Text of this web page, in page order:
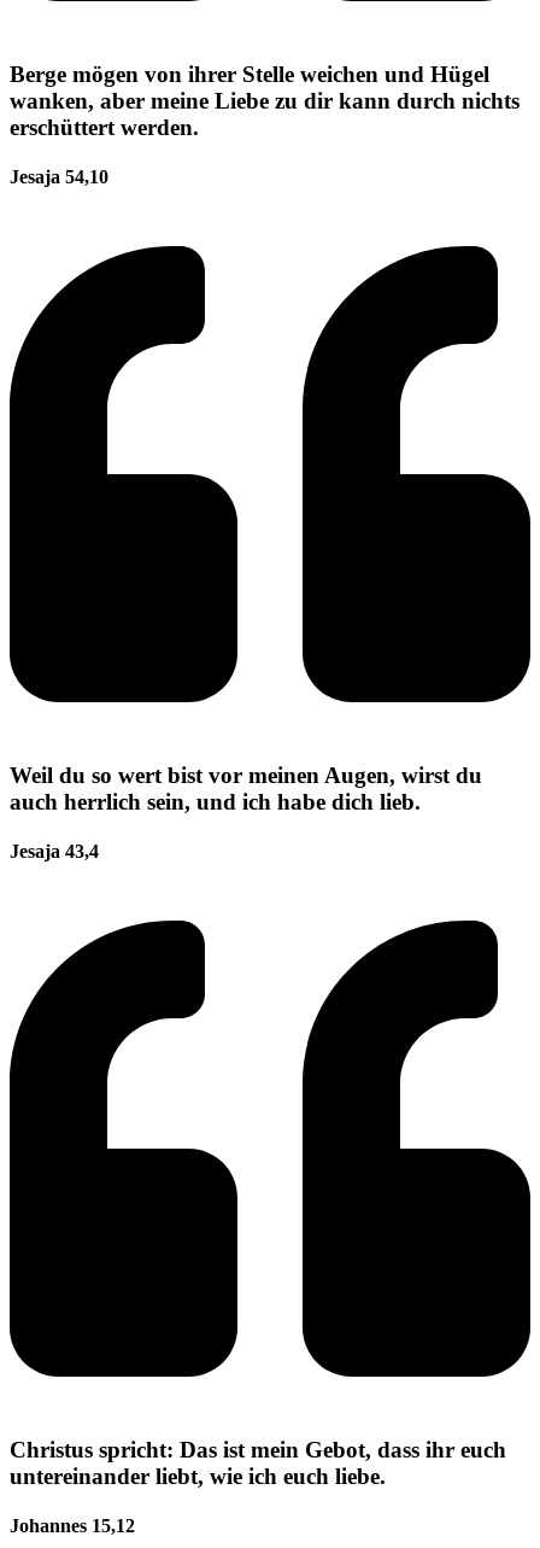
Berge mögen von ihrer Stelle weichen und Hügel
wanken, aber meine Liebe zu dir kann durch nichts
erschüttert werden.
Jesaja 54,10
Weil du so wert bist vor meinen Augen, wirst du
auch herrlich sein, und ich habe dich lieb.
Jesaja 43,4
Christus spricht: Das ist mein Gebot, dass ihr euch
untereinander liebt, wie ich euch liebe.
Johannes 15,12